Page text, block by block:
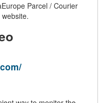
Parcel / Courier